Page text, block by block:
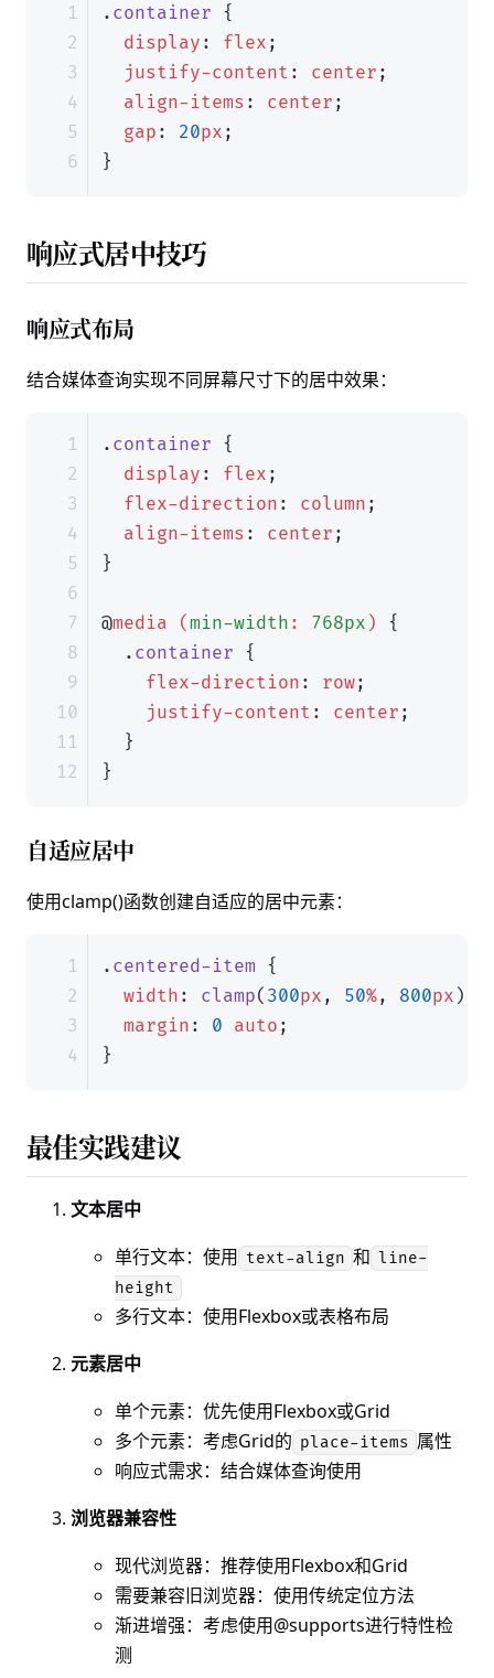
. container
{
display : flex ;
justify-content : center ;
align-items : center ;
gap : 20px ;
}
响应式居中技巧
响应式布局
结合媒体查询实现不同屏幕尺寸下的居中效果：
. container
{
display : flex ;
flex-direction : column ;
align-items : center ;
}
@media (min-width : 768px )
{
. container
{
flex-direction : row;
justify-content : center ;
}
}
自适应居中
使用clamp()函数创建自适应的居中元素：
. centered-item
{
width : clamp( 300px , 50%, 800px );
margin : 0 auto ;
}
最佳实践建议
文本居中
单行文本：使用 text-align 和 line-
height
多行文本：使用Flexbox或表格布局
元素居中
单个元素：优先使用Flexbox或Grid
多个元素：考虑Grid的 place-items 属性
响应式需求：结合媒体查询使用
浏览器兼容性
现代浏览器：推荐使用Flexbox和Grid
需要兼容旧浏览器：使用传统定位方法
渐进增强：考虑使用@supports进行特性检
测